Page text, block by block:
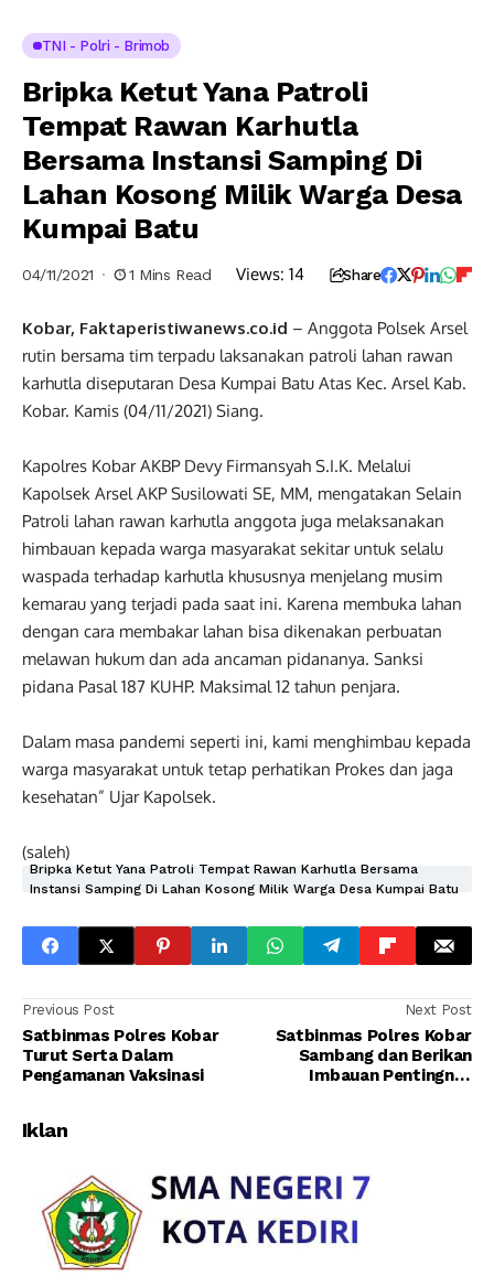
TNI - Polri - Brimob
Bripka Ketut Yana Patroli
Tempat Rawan Karhutla
Bersama Instansi Samping Di
Lahan Kosong Milik Warga Desa
Kumpai Batu
04/11/2021 1 Mins Read Views: 14 Share
Kobar, Faktaperistiwanews.co.id – Anggota Polsek Arsel
rutin bersama tim terpadu laksanakan patroli lahan rawan
karhutla diseputaran Desa Kumpai Batu Atas Kec. Arsel Kab.
Kobar. Kamis (04/11/2021) Siang.
Kapolres Kobar AKBP Devy Firmansyah S.I.K. Melalui
Kapolsek Arsel AKP Susilowati SE, MM, mengatakan Selain
Patroli lahan rawan karhutla anggota juga melaksanakan
himbauan kepada warga masyarakat sekitar untuk selalu
waspada terhadap karhutla khususnya menjelang musim
kemarau yang terjadi pada saat ini. Karena membuka lahan
dengan cara membakar lahan bisa dikenakan perbuatan
melawan hukum dan ada ancaman pidananya. Sanksi
pidana Pasal 187 KUHP. Maksimal 12 tahun penjara.
Dalam masa pandemi seperti ini, kami menghimbau kepada
warga masyarakat untuk tetap perhatikan Prokes dan jaga
kesehatan” Ujar Kapolsek.
(saleh)
Bripka Ketut Yana Patroli Tempat Rawan Karhutla Bersama
Instansi Samping Di Lahan Kosong Milik Warga Desa Kumpai Batu
Previous Post
Satbinmas Polres Kobar
Turut Serta Dalam
Pengamanan Vaksinasi
Next Post
Satbinmas Polres Kobar
Sambang dan Berikan
Imbauan Pentingnya
Iklan